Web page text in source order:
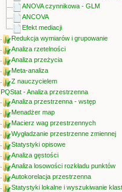
ANOVA czynnikowa - GLM
ANCOVA
Efekt mediacji
Redukcja wymiarów i grupowanie
Analiza rzetelności
Analiza przeżycia
Meta-analiza
Z nauczycielem
PQStat - Analiza przestrzenna
Analiza przestrzenna - wstęp
Menadżer map
Macierz wag przestrzennych
Wygładzanie przestrzenne zmiennej
Statystyki opisowe
Analiza gęstości
Analiza losowości rozkładu punktów
Autokorelacja przestrzenna
Statystyki lokalne i wyszukiwanie